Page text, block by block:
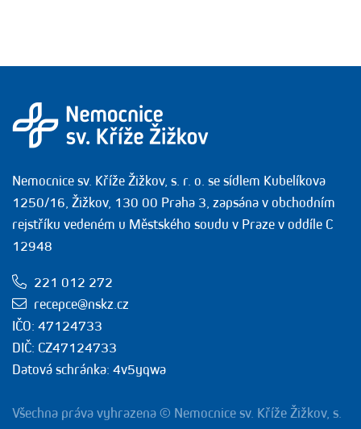
Nemocnice sv. Kříže Žižkov, s. r. o. se sídlem Kubelíkova
1250/16, Žižkov, 130 00 Praha 3, zapsána v obchodním
rejstříku vedeném u Městského soudu v Praze v oddíle C
12948
221 012 272
recepce@nskz.cz
IČO: 47124733
DIČ: CZ47124733
Datová schránka: 4v5yqwa
Všechna práva vyhrazena © Nemocnice sv. Kříže Žižkov, s.